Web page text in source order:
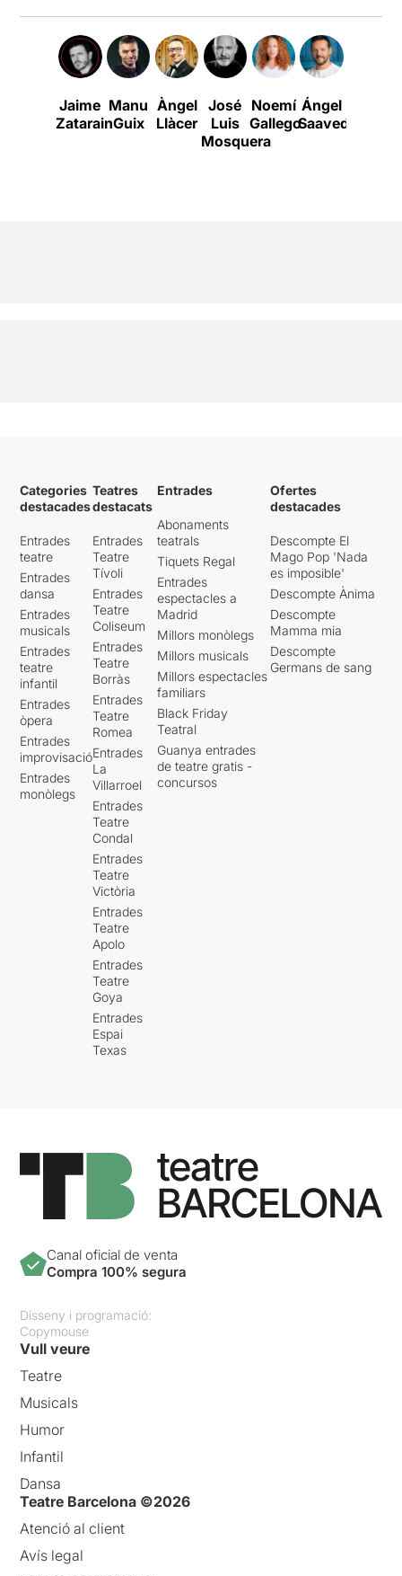
Jaime
Zatarain
Manu
Guix
Àngel
Llàcer
José
Luis
Mosquera
Noemí
Gallego
Ángel
Saavedra
Categories
destacades
Entrades
teatre
Entrades
dansa
Entrades
musicals
Entrades
teatre
infantil
Entrades
òpera
Entrades
improvisació
Entrades
monòlegs
Teatres
destacats
Entrades
Teatre
Tívoli
Entrades
Teatre
Coliseum
Entrades
Teatre
Borràs
Entrades
Teatre
Romea
Entrades
La
Villarroel
Entrades
Teatre
Condal
Entrades
Teatre
Victòria
Entrades
Teatre
Apolo
Entrades
Teatre
Goya
Entrades
Espai
Texas
Entrades
Abonaments
teatrals
Tiquets Regal
Entrades
espectacles a
Madrid
Millors monòlegs
Millors musicals
Millors espectacles
familiars
Black Friday
Teatral
Guanya entrades
de teatre gratis -
concursos
Ofertes
destacades
Descompte El
Mago Pop 'Nada
es imposible'
Descompte Ànima
Descompte
Mamma mia
Descompte
Germans de sang
Canal oficial de venta
Compra 100% segura
Disseny i programació:
Copymouse
Vull veure
Teatre
Musicals
Humor
Infantil
Dansa
Teatre Barcelona ©2026
Atenció al client
Avís legal